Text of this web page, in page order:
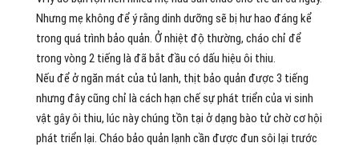
Nhưng mẹ không để ý rằng dinh dưỡng sẽ bị hư hao đáng kể
trong quá trình bảo quản. Ở nhiệt độ thường, cháo chỉ để
trong vòng 2 tiếng là đã bắt đầu có dấu hiệu ôi thiu.
Nếu để ở ngăn mát của tủ lanh, thịt bảo quản được 3 tiếng
nhưng đây cũng chỉ là cách hạn chế sự phát triển của vi sinh
vật gây ôi thiu, lúc này chúng tồn tại ở dạng bào tử chờ cơ hội
phát triển lại. Cháo bảo quản lạnh cần được đun sôi lại trước